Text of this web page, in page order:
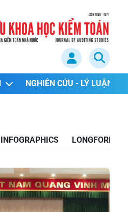
NGHIÊN CỨU - LÝ LUẬN
INFOGRAPHICS LONGFORM